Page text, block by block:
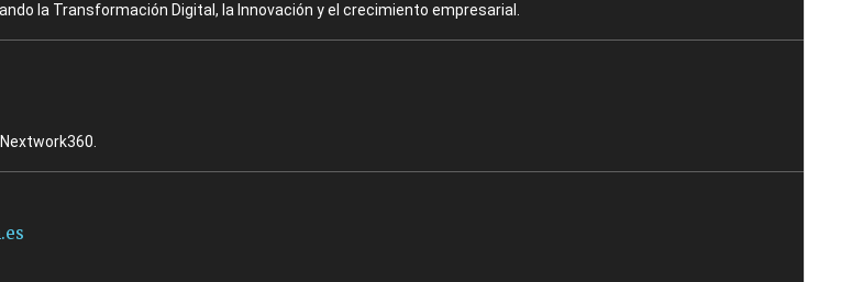
la Transformación Digital, la Innovación y el crecimiento empresarial.